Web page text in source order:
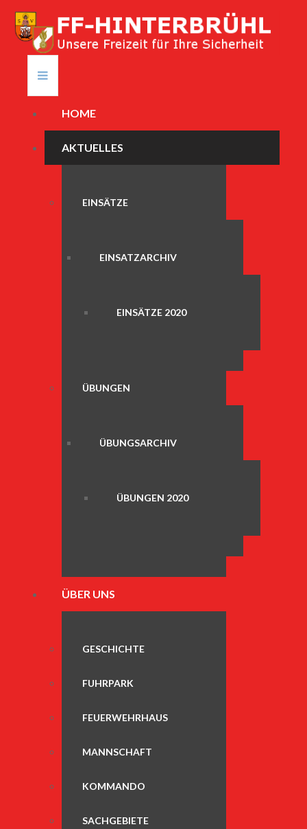
HOME
AKTUELLES
EINSÄTZE
EINSATZARCHIV
EINSÄTZE 2020
ÜBUNGEN
ÜBUNGSARCHIV
ÜBUNGEN 2020
ÜBER UNS
GESCHICHTE
FUHRPARK
FEUERWEHRHAUS
MANNSCHAFT
KOMMANDO
SACHGEBIETE